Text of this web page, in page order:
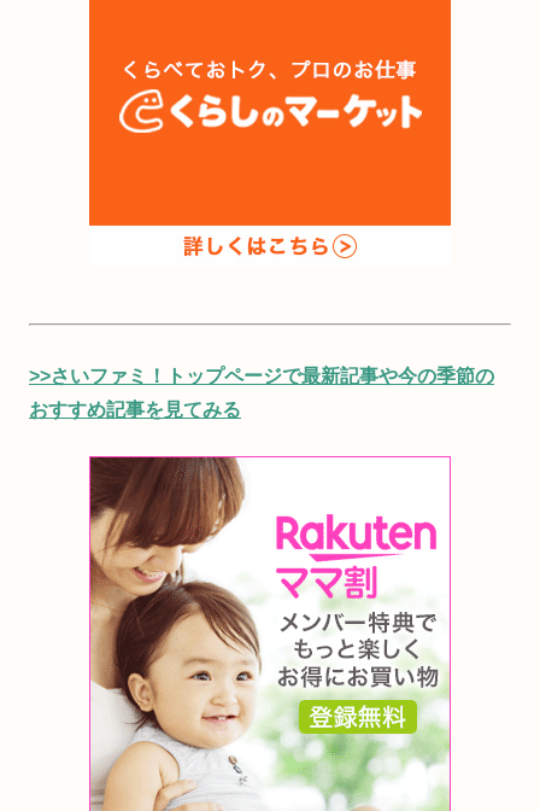
>>さいファミ！トップページで最新記事や今の季節の
おすすめ記事を見てみる